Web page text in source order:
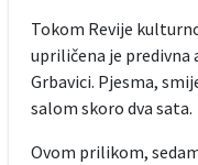
Tokom Revije
upriličena je predivna
Grbavici. Pjesma,
salom skoro dva sata.
Ovom prilikom,